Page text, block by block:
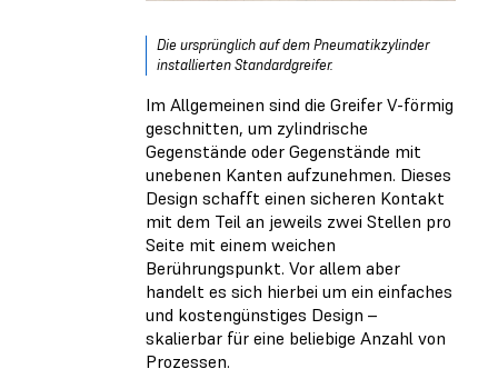
Die ursprünglich auf dem Pneumatikzylinder
installierten Standardgreifer.
Im Allgemeinen sind die Greifer V-förmig
geschnitten, um zylindrische
Gegenstände oder Gegenstände mit
unebenen Kanten aufzunehmen. Dieses
Design schafft einen sicheren Kontakt
mit dem Teil an jeweils zwei Stellen pro
Seite mit einem weichen
Berührungspunkt. Vor allem aber
handelt es sich hierbei um ein einfaches
und kostengünstiges Design –
skalierbar für eine beliebige Anzahl von
Prozessen.